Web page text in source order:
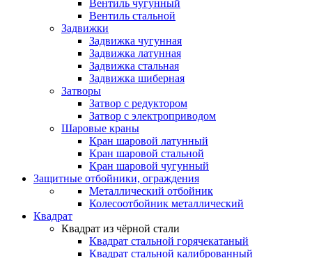
Вентиль чугунный
Вентиль стальной
Задвижки
Задвижка чугунная
Задвижка латунная
Задвижка стальная
Задвижка шиберная
Затворы
Затвор с редуктором
Затвор с электроприводом
Шаровые краны
Кран шаровой латунный
Кран шаровой стальной
Кран шаровой чугунный
Защитные отбойники, ограждения
Металлический отбойник
Колесоотбойник металлический
Квадрат
Квадрат из чёрной стали
Квадрат стальной горячекатаный
Квадрат стальной калиброванный